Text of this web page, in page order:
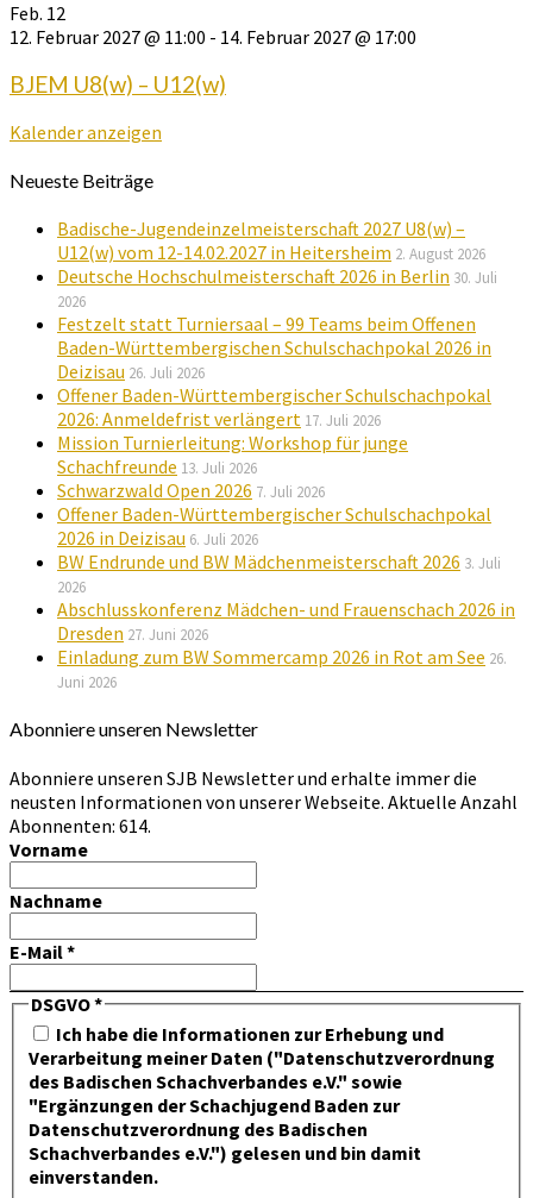
Feb. 12
12. Februar 2027 @ 11:00 - 14. Februar 2027 @ 17:00
BJEM U8(w) – U12(w)
Kalender anzeigen
Neueste Beiträge
Badische-Jugendeinzelmeisterschaft 2027 U8(w) –
U12(w) vom 12-14.02.2027 in Heitersheim 2. August 2026
Deutsche Hochschulmeisterschaft 2026 in Berlin 30. Juli
2026
Festzelt statt Turniersaal – 99 Teams beim Offenen
Baden-Württembergischen Schulschachpokal 2026 in
Deizisau 26. Juli 2026
Offener Baden-Württembergischer Schulschachpokal
2026: Anmeldefrist verlängert 17. Juli 2026
Mission Turnierleitung: Workshop für junge
Schachfreunde 13. Juli 2026
Schwarzwald Open 2026 7. Juli 2026
Offener Baden-Württembergischer Schulschachpokal
2026 in Deizisau 6. Juli 2026
BW Endrunde und BW Mädchenmeisterschaft 2026 3. Juli
2026
Abschlusskonferenz Mädchen- und Frauenschach 2026 in
Dresden 27. Juni 2026
Einladung zum BW Sommercamp 2026 in Rot am See 26.
Juni 2026
Abonniere unseren Newsletter
Abonniere unseren SJB Newsletter und erhalte immer die
neusten Informationen von unserer Webseite. Aktuelle Anzahl
Abonnenten: 614.
Vorname
Nachname
E-Mail*
DSGVO*
Ich habe die Informationen zur Erhebung und
Verarbeitung meiner Daten ("Datenschutzverordnung
des Badischen Schachverbandes e.V." sowie
"Ergänzungen der Schachjugend Baden zur
Datenschutzverordnung des Badischen
Schachverbandes e.V.") gelesen und bin damit
einverstanden.